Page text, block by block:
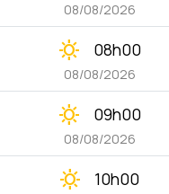
08/08/2026
clear_day 08h00
08/08/2026
clear_day 09h00
08/08/2026
clear_day 10h00